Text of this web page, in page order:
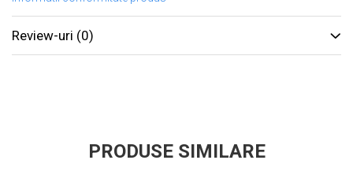
Review-uri (0)
PRODUSE SIMILARE